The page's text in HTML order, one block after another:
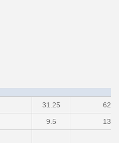
31.25
62.5
9.5
13.5